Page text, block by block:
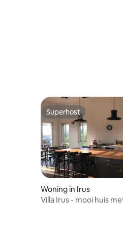
Superhost
Superhost
Woning in Irus
Villa Irus - mooi huis